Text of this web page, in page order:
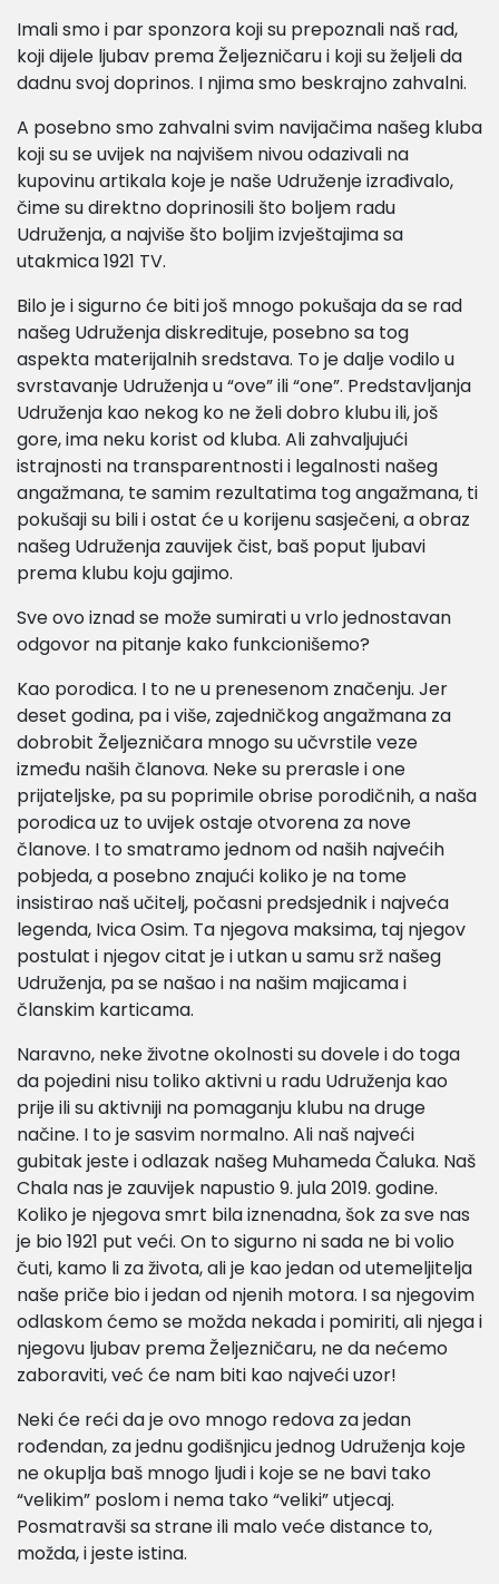
Imali smo i par sponzora koji su prepoznali naš rad,
koji dijele ljubav prema Željezničaru i koji su željeli da
dadnu svoj doprinos. I njima smo beskrajno zahvalni.
A posebno smo zahvalni svim navijačima našeg kluba
koji su se uvijek na najvišem nivou odazivali na
kupovinu artikala koje je naše Udruženje izrađivalo,
čime su direktno doprinosili što boljem radu
Udruženja, a najviše što boljim izvještajima sa
utakmica 1921 TV.
Bilo je i sigurno će biti još mnogo pokušaja da se rad
našeg Udruženja diskredituje, posebno sa tog
aspekta materijalnih sredstava. To je dalje vodilo u
svrstavanje Udruženja u “ove” ili “one”. Predstavljanja
Udruženja kao nekog ko ne želi dobro klubu ili, još
gore, ima neku korist od kluba. Ali zahvaljujući
istrajnosti na transparentnosti i legalnosti našeg
angažmana, te samim rezultatima tog angažmana, ti
pokušaji su bili i ostat će u korijenu sasječeni, a obraz
našeg Udruženja zauvijek čist, baš poput ljubavi
prema klubu koju gajimo.
Sve ovo iznad se može sumirati u vrlo jednostavan
odgovor na pitanje kako funkcionišemo?
Kao porodica. I to ne u prenesenom značenju. Jer
deset godina, pa i više, zajedničkog angažmana za
dobrobit Željezničara mnogo su učvrstile veze
između naših članova. Neke su prerasle i one
prijateljske, pa su poprimile obrise porodičnih, a naša
porodica uz to uvijek ostaje otvorena za nove
članove. I to smatramo jednom od naših najvećih
pobjeda, a posebno znajući koliko je na tome
insistirao naš učitelj, počasni predsjednik i najveća
legenda, Ivica Osim. Ta njegova maksima, taj njegov
postulat i njegov citat je i utkan u samu srž našeg
Udruženja, pa se našao i na našim majicama i
članskim karticama.
Naravno, neke životne okolnosti su dovele i do toga
da pojedini nisu toliko aktivni u radu Udruženja kao
prije ili su aktivniji na pomaganju klubu na druge
načine. I to je sasvim normalno. Ali naš najveći
gubitak jeste i odlazak našeg Muhameda Čaluka. Naš
Chala nas je zauvijek napustio 9. jula 2019. godine.
Koliko je njegova smrt bila iznenadna, šok za sve nas
je bio 1921 put veći. On to sigurno ni sada ne bi volio
čuti, kamo li za života, ali je kao jedan od utemeljitelja
naše priče bio i jedan od njenih motora. I sa njegovim
odlaskom ćemo se možda nekada i pomiriti, ali njega i
njegovu ljubav prema Željezničaru, ne da nećemo
zaboraviti, već će nam biti kao najveći uzor!
Neki će reći da je ovo mnogo redova za jedan
rođendan, za jednu godišnjicu jednog Udruženja koje
ne okuplja baš mnogo ljudi i koje se ne bavi tako
“velikim” poslom i nema tako “veliki” utjecaj.
Posmatravši sa strane ili malo veće distance to,
možda, i jeste istina.